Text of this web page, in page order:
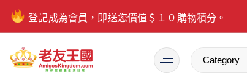
登記成為會員，即送您價值＄１０購物積分。